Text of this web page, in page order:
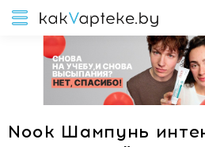
Nook Шампунь